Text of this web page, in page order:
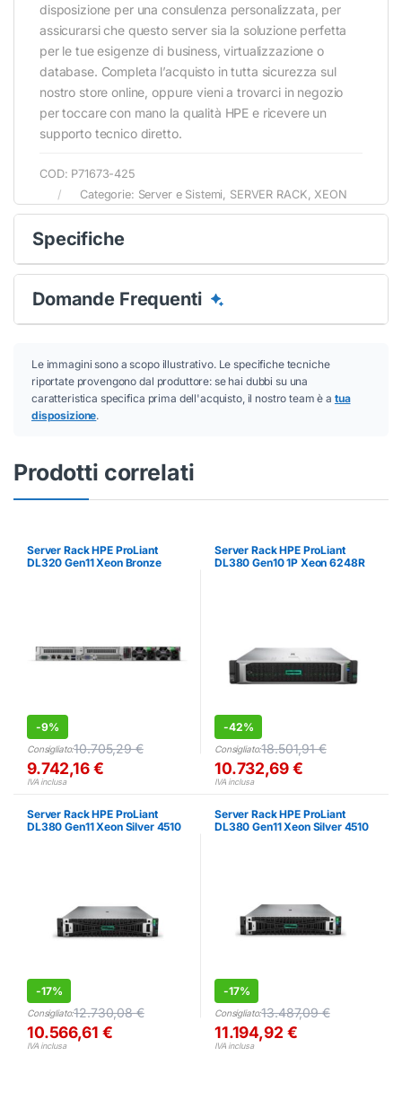
disposizione per una consulenza personalizzata, per
assicurarsi che questo server sia la soluzione perfetta
per le tue esigenze di business, virtualizzazione o
database. Completa l’acquisto in tutta sicurezza sul
nostro store online, oppure vieni a trovarci in negozio
per toccare con mano la qualità HPE e ricevere un
supporto tecnico diretto.
COD: P71673-425
Categorie: Server e Sistemi SERVER RACK XEON
Specifiche
Domande Frequenti
Le immagini sono a scopo illustrativo. Le specifiche tecniche
riportate provengono dal produttore: se hai dubbi su una
caratteristica specifica prima dell'acquisto, il nostro team è a tua
disposizione.
Prodotti correlati
Server Rack HPE ProLiant
DL320 Gen11 Xeon Bronze
-9%
Consigliato:10.705,29€
9.742,16€
IVA inclusa
Server Rack HPE ProLiant
DL380 Gen10 1P Xeon 6248R
-42%
Consigliato:18.501,91€
10.732,69€
IVA inclusa
Server Rack HPE ProLiant
DL380 Gen11 Xeon Silver 4510
-17%
Consigliato:12.730,08€
10.566,61 €
IVA inclusa
Server Rack HPE ProLiant
DL380 Gen11 Xeon Silver 4510
-17%
Consigliato:13.487,09€
11.194,92 €
IVA inclusa